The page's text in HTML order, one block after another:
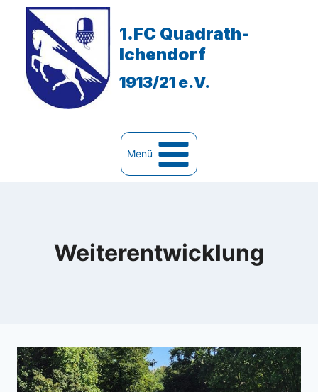
springen
1.FC Quadrath-
Ichendorf
1913/21 e.V.
Menü
Weiterentwicklung